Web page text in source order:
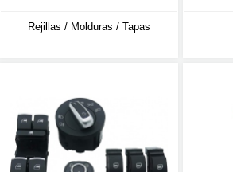
Rejillas / Molduras / Tapas